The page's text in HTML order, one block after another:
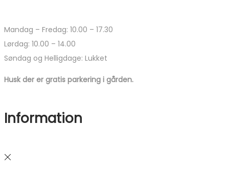
Mandag – Fredag: 10.00 – 17.30
Lørdag: 10.00 – 14.00
Søndag og Helligdage: Lukket
Husk der er gratis parkering i gården.
Information